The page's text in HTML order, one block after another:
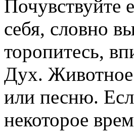
Почувствуйте
себя, словно
торопитесь,
Дух. Животное
или песню.
некоторое